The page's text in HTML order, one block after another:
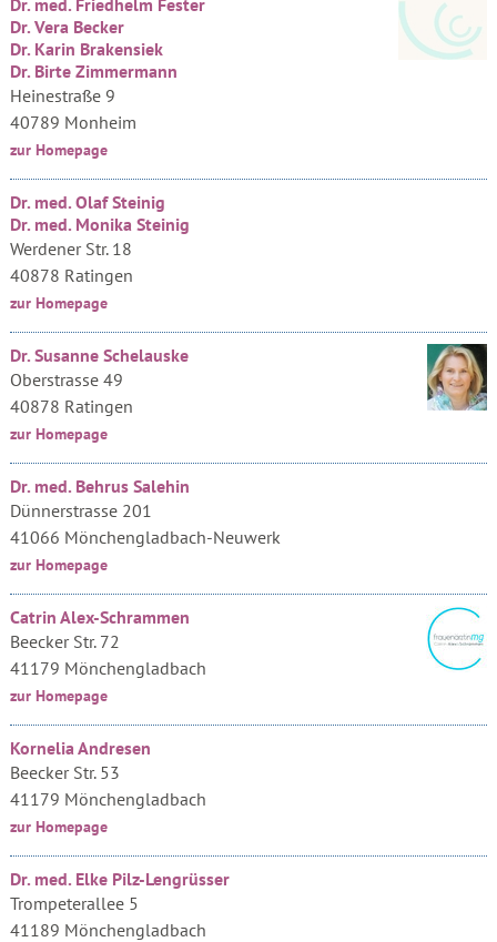
Dr. med. Friedhelm Fester
Dr. Vera Becker
Dr. Karin Brakensiek
Dr. Birte Zimmermann
Heinestraße 9
40789 Monheim
zur Homepage
Dr. med. Olaf Steinig
Dr. med. Monika Steinig
Werdener Str. 18
40878 Ratingen
zur Homepage
Dr. Susanne Schelauske
Oberstrasse 49
40878 Ratingen
zur Homepage
Dr. med. Behrus Salehin
Dünnerstrasse 201
41066 Mönchengladbach-Neuwerk
zur Homepage
Catrin Alex-Schrammen
Beecker Str. 72
41179 Mönchengladbach
zur Homepage
Kornelia Andresen
Beecker Str. 53
41179 Mönchengladbach
zur Homepage
Dr. med. Elke Pilz-Lengrüsser
Trompeterallee 5
41189 Mönchengladbach